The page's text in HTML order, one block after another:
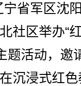
宁省军区沈
社区举办“
题活动，邀
沉浸式红